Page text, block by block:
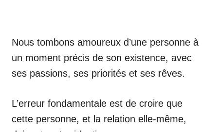
Nous tombons amoureux d’une personne à
un moment précis de son existence, avec
ses passions, ses priorités et ses rêves.
L’erreur fondamentale est de croire que
cette personne, et la relation elle-même,